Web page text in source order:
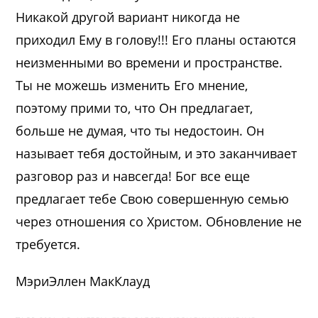
Никакой другой вариант никогда не
приходил Ему в голову!!! Его планы остаются
неизменными во времени и пространстве.
Ты не можешь изменить Его мнение,
поэтому прими то, что Он предлагает,
больше не думая, что ты недостоин. Он
называет тебя достойным, и это заканчивает
разговор раз и навсегда! Бог все еще
предлагает тебе Свою совершенную семью
через отношения со Христом. Обновление не
требуется.
МэриЭллен МакКлауд